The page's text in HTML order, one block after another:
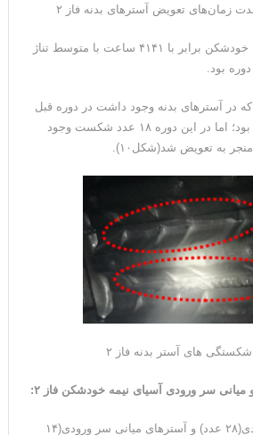
میزان کارکرد آسیای نیمه خودشکن برابر با ۴۱۴۱ ساعت با متوسط تناژ
آسترهای بدنه وجود داشت در دوره قبل
۸ عدد شکست ثبت شده بود؛ اما در این دوره ۱۸ عدد شکست وجود
سر ورودی آسیای نیمه خودشکن فاز ۲ :
آسترهای بیرونی سر ورودی(۲۸ عدد) و آسترهای میانی سر ورودی(۱۴